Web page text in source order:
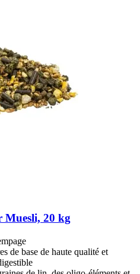
Muesli, 20 kg
de base de haute qualité et